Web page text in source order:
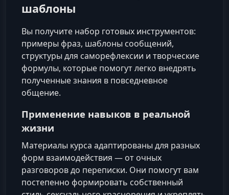
шаблоны
Вы получите набор готовых инструментов:
примеры фраз, шаблоны сообщений,
структуры для саморефлексии и творческие
формулы, которые помогут легко внедрять
полученные знания в повседневное
общение.
Применение навыков в реальной
жизни
Материалы курса адаптированы для разных
форм взаимодействия — от очных
разговоров до переписки. Они помогут вам
постепенно формировать собственный